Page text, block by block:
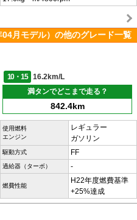
月モデル）の他のグレード一覧
10・15
16.2km/L
満タンでどこまで走る？
842.4km
使用燃料
エンジン
レギュラー
ガソリン
駆動方式 FF
過給器（ターボ） -
燃費性能
H22年度燃費基準
+25%達成